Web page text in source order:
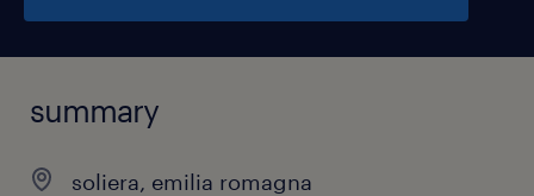
summary
soliera, emilia romagna